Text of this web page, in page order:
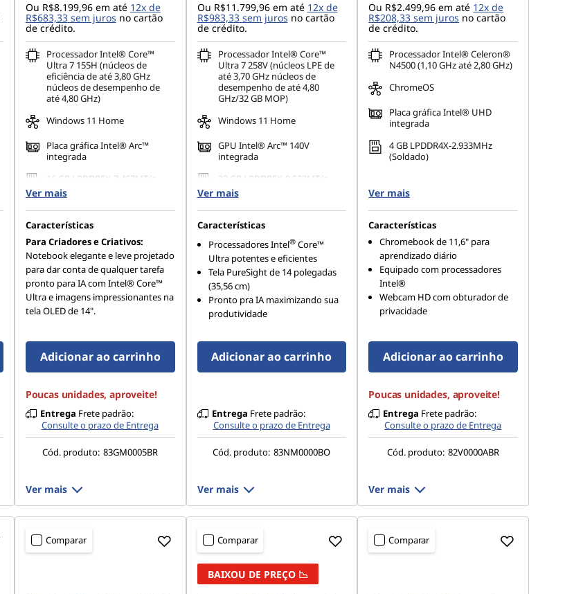
Ou R$8.199,96 em até 12x de
R$683,33 sem juros no cartão
de crédito.
Processador Intel® Core™
Ultra 7 155H (núcleos de
eficiência de até 3,80 GHz
núcleos de desempenho de
até 4,80 GHz)
Windows 11 Home
Placa gráfica Intel® Arc™
integrada
16 GB LPDDR5X-7.467MT/s
(Soldado)
Ver mais
Características
Para Criadores e Criativos:
Notebook elegante e leve projetado
para dar conta de qualquer tarefa
pronto para IA com Intel® Core™
Ultra e imagens impressionantes na
tela OLED de 14".
Adicionar ao carrinho
Poucas unidades, aproveite!
Entrega Frete padrão:
Consulte o prazo de Entrega
Cód. produto: 83GM0005BR
Ver mais
Ou R$11.799,96 em até 12x de
R$983,33 sem juros no cartão
de crédito.
Processador Intel® Core™
Ultra 7 258V (núcleos LPE de
até 3,70 GHz núcleos de
desempenho de até 4,80
GHz/32 GB MOP)
Windows 11 Home
GPU Intel® Arc™ 140V
integrada
32 GB LPDDR5X-8.533MT/s
(memória no pacote)
Ver mais
Características
Processadores Intel®Core™
Ultra potentes e eficientes
Tela PureSight de 14 polegadas
(35,56 cm)
Pronto pra IA maximizando sua
produtividade
Adicionar ao carrinho
Entrega Frete padrão:
Consulte o prazo de Entrega
Cód. produto: 83NM0000BO
Ver mais
Ou R$2.499,96 em até 12x de
R$208,33 sem juros no cartão
de crédito.
Processador Intel® Celeron®
N4500 (1,10 GHz até 2,80 GHz)
ChromeOS
Placa gráfica Intel® UHD
integrada
4 GB LPDDR4X-2.933MHz
(Soldado)
Ver mais
Características
Chromebook de 11,6" para
aprendizado diário
Equipado com processadores
Intel®
Webcam HD com obturador de
privacidade
Adicionar ao carrinho
Poucas unidades, aproveite!
Entrega Frete padrão:
Consulte o prazo de Entrega
Cód. produto: 82V0000ABR
Ver mais
Comparar Comparar
BAIXOU DE PREÇO 📉
Comparar